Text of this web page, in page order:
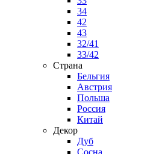
34
42
43
32/41
33/42
Страна
Бельгия
Австрия
Польша
Россия
Китай
Декор
Дуб
Сосна